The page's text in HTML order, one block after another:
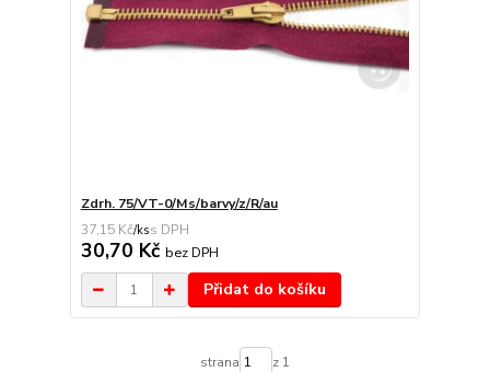
Zdrh. 75/VT-0/Ms/barvy/z/R/au
37,15 Kč/ks
30,70 Kč bez DPH
Přidat do košíku
strana z 1